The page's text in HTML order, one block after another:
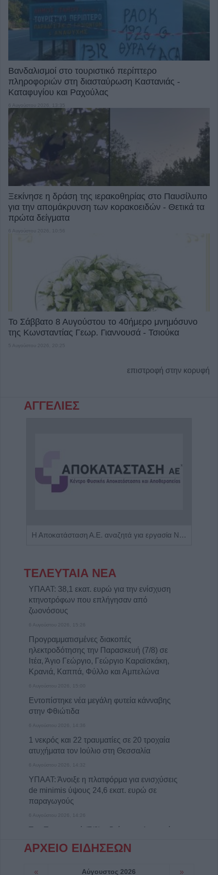
Βανδαλισμοί στο τουριστικό περίπτερο
πληροφοριών στη διασταύρωση Καστανιάς -
Καταφυγίου και Ραχούλας
6 Αυγούστου 2026, 13:35
Ξεκίνησε η δράση της ιερακοθηρίας στο Παυσίλυπο
για την απομάκρυνση των κορακοειδών - Θετικά τα
πρώτα δείγματα
6 Αυγούστου 2026, 10:56
Το Σάββατο 8 Αυγούστου το 40ήμερο μνημόσυνο
της Κωνσταντίας Γεωρ. Γιαννουσά - Τσιούκα
5 Αυγούστου 2026, 20:25
επιστροφή στην κορυφή
ΑΓΓΕΛΙΕΣ
Η Αποκατάσταση Α.Ε. αναζητά για εργασία Νοσηλευτές και Βοηθούς Νοσηλευτές
ΤΕΛΕΥΤΑΙΑ ΝΕΑ
ΥΠΑΑΤ: 38,1 εκατ. ευρώ για την ενίσχυση
κτηνοτρόφων που επλήγησαν από
ζωονόσους
6 Αυγούστου 2026, 15:26
Προγραμματισμένες διακοπές
ηλεκτροδότησης την Παρασκευή (7/8) σε
Ιτέα, Άγιο Γεώργιο, Γεώργιο Καραϊσκάκη,
Κρανιά, Καππά, Φύλλο και Αμπελώνα
6 Αυγούστου 2026, 15:00
Εντοπίστηκε νέα μεγάλη φυτεία κάνναβης
στην Φθιώτιδα
6 Αυγούστου 2026, 14:36
1 νεκρός και 22 τραυματίες σε 20 τροχαία
ατυχήματα τον Ιούλιο στη Θεσσαλία
6 Αυγούστου 2026, 14:32
ΥΠΑΑΤ: Άνοιξε η πλατφόρμα για ενισχύσεις
de minimis ύψους 24,6 εκατ. ευρώ σε
παραγωγούς
6 Αυγούστου 2026, 14:26
Την Παρασκευή (7/8) η δεύτερη πληρωμή σε
τρίτεκνους και πολύτεκνους μονογονείς
ΑΡΧΕΙΟ ΕΙΔΗΣΕΩΝ
« Αύγουστος 2026 »